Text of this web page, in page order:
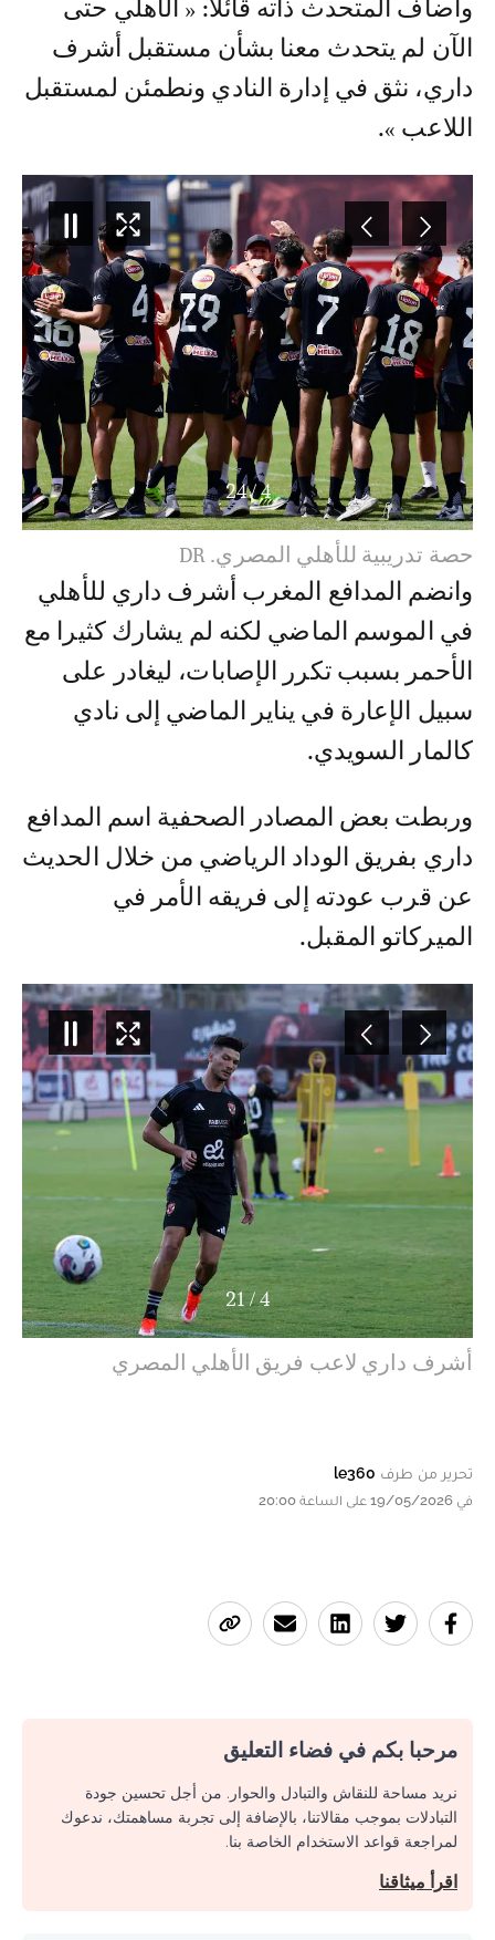
وأضاف المتحدث ذاته قائلا: « الأهلي حتى
الآن لم يتحدث معنا بشأن مستقبل أشرف
داري، نثق في إدارة النادي ونطمئن لمستقبل
اللاعب ».
5
/
24
Dr
وانضم المدافع المغرب أشرف داري للأهلي
في الموسم الماضي لكنه لم يشارك كثيرا مع
الأحمر بسبب تكرر الإصابات، ليغادر على
سبيل الإعارة في يناير الماضي إلى نادي
كالمار السويدي.
وربطت بعض المصادر الصحفية اسم المدافع
داري بفريق الوداد الرياضي من خلال الحديث
عن قرب عودته إلى فريقه الأمر في
الميركاتو المقبل.
5
/
21
أشرف داري ينتقل إلى الأهلي المصري. DR
تحرير من طرف le360
في 19/05/2026 على الساعة 20:00
مرحبا بكم في فضاء التعليق
نريد مساحة للنقاش والتبادل والحوار. من أجل تحسين جودة
التبادلات بموجب مقالاتنا، بالإضافة إلى تجربة مساهمتك، ندعوك
لمراجعة قواعد الاستخدام الخاصة بنا.
اقرأ ميثاقنا